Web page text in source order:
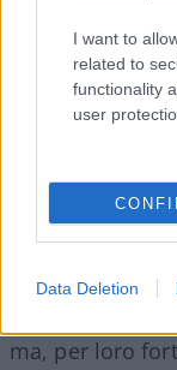
I want to
related to
functionality
user
Data Deletion
pacifisti noi
del mondo che
molte cose da
anagrafe le
ma, per loro